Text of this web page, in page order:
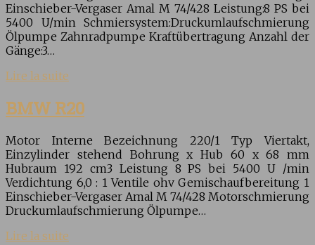
Einschieber-Vergaser Amal M 74/428 Leistung:8 PS bei
5400 U/min Schmiersystem:Druckumlaufschmierung
Ölpumpe Zahnradpumpe Kraftübertragung Anzahl der
Gänge:3…
Lire la suite
BMW R20
Motor Interne Bezeichnung 220/1 Typ Viertakt,
Einzylinder stehend Bohrung x Hub 60 x 68 mm
Hubraum 192 cm3 Leistung 8 PS bei 5400 U /min
Verdichtung 6,0 : 1 Ventile ohv Gemischaufbereitung 1
Einschieber-Vergaser Amal M 74/428 Motorschmierung
Druckumlaufschmierung Ölpumpe…
Lire la suite